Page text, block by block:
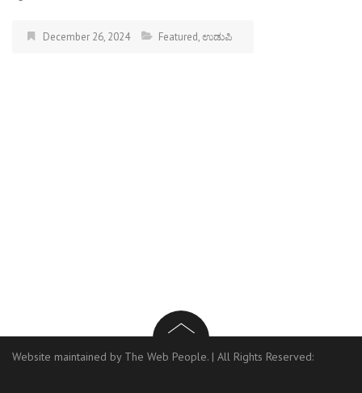
December 26, 2024 Featured,ಉಡುಪಿ
Website maintained by The Web People. | All Rights Reserved: